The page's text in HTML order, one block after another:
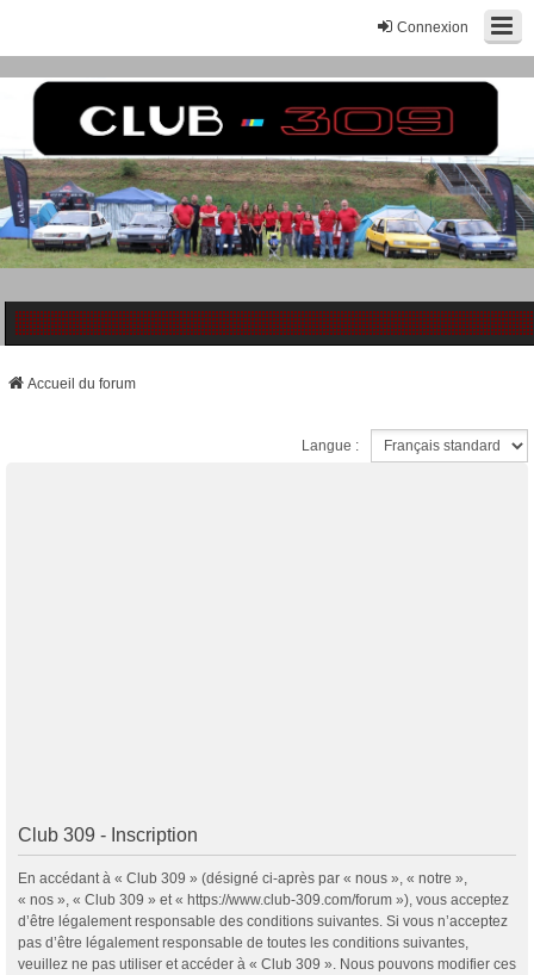
Connexion
Accueil du forum
Langue :
Club 309 - Inscription
En accédant à « Club 309 » (désigné ci-après par « nous », « notre »,
« nos », « Club 309 » et « https://www.club-309.com/forum »), vous acceptez
d’être légalement responsable des conditions suivantes. Si vous n’acceptez
pas d’être légalement responsable de toutes les conditions suivantes,
veuillez ne pas utiliser et accéder à « Club 309 ». Nous pouvons modifier ces